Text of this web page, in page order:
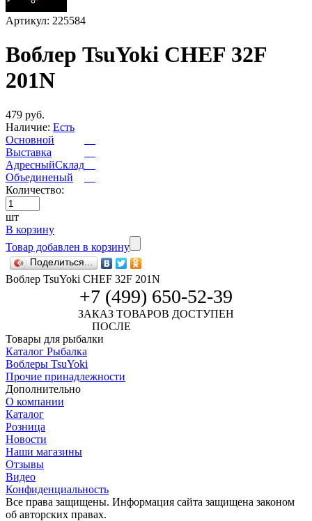
Артикул: 225584
Воблер TsuYoki CHEF 32F
201N
479 руб.
Наличие: Есть
Основной
Выставка
АдресныйСклад
Объединеный
Количество:
шт
В корзину
Товар добавлен в корзину
Поделиться...
Воблер TsuYoki CHEF 32F 201N
+7 (499) 650-52-39
ЗАКАЗ ТОВАРОВ ДОСТУПЕН
ПОСЛЕ
Товары для рыбалки
Каталог Рыбалка
Воблеры TsuYoki
Прочие принадлежности
Дополнительно
О компании
Каталог
Розница
Новости
Наши магазины
Отзывы
Видео
Конфиденциальность
Все права защищены. Информация сайта защищена законом
об авторских правах.